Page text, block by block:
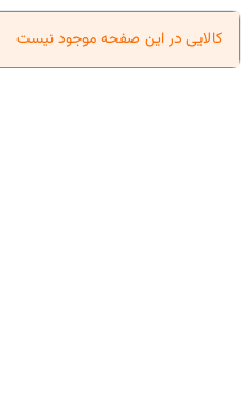
کالایی در این صفحه موجود نیست